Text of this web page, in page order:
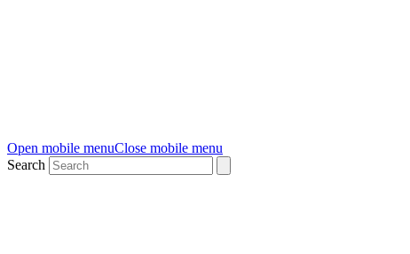
Open mobile menuClose mobile menu
Search